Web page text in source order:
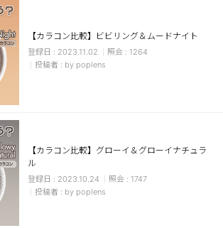
【カラコン比較】ビビリング＆ムードナイト
2023.11.02
1264
by poplens
【カラコン比較】グローイ＆グローイナチュラ
ル
2023.10.24
1747
by poplens